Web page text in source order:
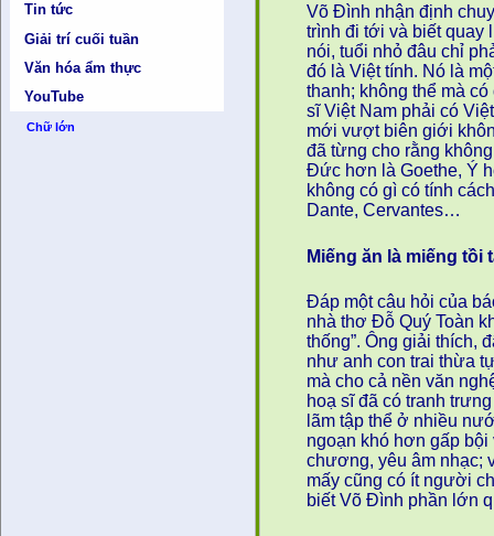
Tin tức
Giải trí cuối tuần
Văn hóa ẩm thực
YouTube
Chữ lớn
Võ Đình nhận định
trình đi tới và biết quay
nói, tuổi nhỏ đâu chỉ
đó là Việt tính. Nó là
thanh; không thể mà
sĩ Việt Nam phải có
mới vượt biên giới
đã từng cho rằng
Đức hơn là Goethe, Ý
không có gì có tính
Dante, Cervantes…
Miếng ăn là miếng tồi
Đáp một câu hỏi của
nhà thơ Đỗ Quý Toàn
thống”. Ông giải thích,
như anh con trai thừa
mà cho cả nền văn
hoạ sĩ đã có tranh
lãm tập thể ở nhiều
ngoạn khó hơn gấp
chương, yêu âm nhạc;
mấy cũng có ít người
biết Võ Đình phần lớn